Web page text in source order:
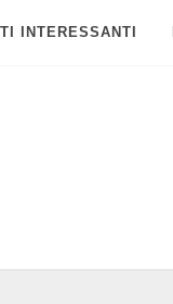
INTERESSANTI